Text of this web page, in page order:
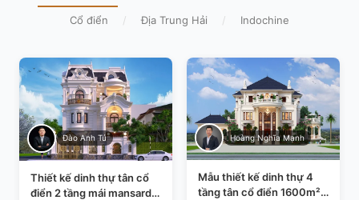
Cổ điển / Địa Trung Hải / Indochine
Đào Anh Tú
Thiết kế dinh thự tân cổ
điển 2 tầng mái mansard
Hoàng Nghĩa Mạnh
Mẫu thiết kế dinh thự 4
tầng tân cổ điển 1600m²